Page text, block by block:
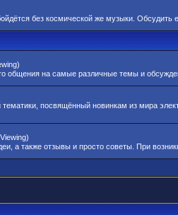
без космической же музыки. Обсудить
общения на самые различные темы и
тематики, посвящённый новинкам из мира
а также отзывы и просто советы. При